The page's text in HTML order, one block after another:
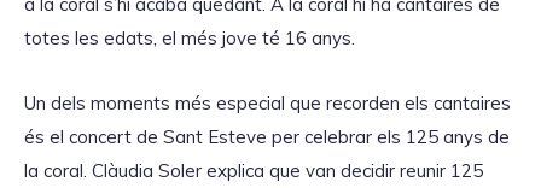
totes les edats, el més jove té 16 anys.
Un dels moments més especial que recorden els cantaires
és el concert de Sant Esteve per celebrar els 125 anys de
la coral. Clàudia Soler explica que van decidir reunir 125